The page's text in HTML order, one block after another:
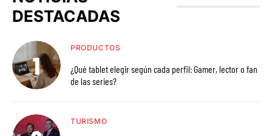
DESTACADAS
PRODUCTOS
¿Qué tablet elegir según cada perfil: Gamer, lector o fan
de las series?
TURISMO